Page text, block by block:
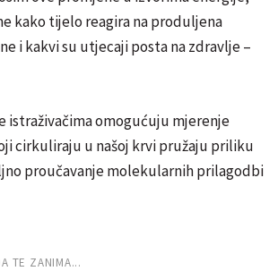
kako tijelo reagira na produljena
i kakvi su utjecaji posta na zdravlje –
istraživačima omogućuju mjerenje
cirkuliraju u našoj krvi pružaju priliku
proučavanje molekularnih prilagodbi
TE ZANIMA...